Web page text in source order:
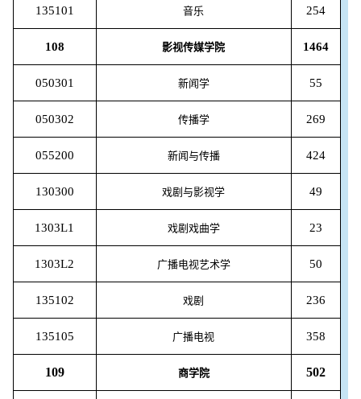
135101 音乐 254
108 影视传媒学院 1464
050301 新闻学 55
050302 传播学 269
055200 新闻与传播 424
130300 戏剧与影视学 49
1303L1 戏剧戏曲学 23
1303L2 广播电视艺术学 50
135102 戏剧 236
135105 广播电视 358
109 商学院 502